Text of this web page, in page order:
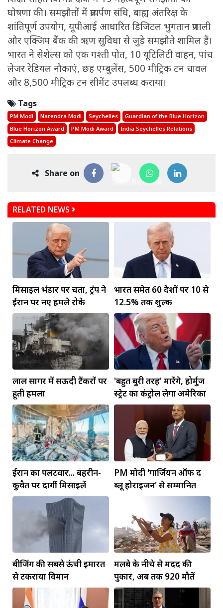
घोषणा की। समझौतों में प्रत्यर्पण संधि, बाह्य अंतरिक्ष के
शांतिपूर्ण उपयोग, यूपीआई आधारित डिजिटल भुगतान प्रणाली
और एक्जिम बैंक की ऋण सुविधा से जुड़े समझौते शामिल हैं।
भारत ने सेशेल्स को एक गश्ती पोत, 10 यूटिलिटी वाहन, पांच
लेजर रेडियल नौकाएं, छह एम्बुलेंस, 500 मीट्रिक टन चावल
और 8,500 मीट्रिक टन सीमेंट उपलब्ध कराया।
Tags
PM Modi Narendra Modi Seychelles
Guardian of the Blue Horizon
Blue Horizon Award
PM Modi Award
India Seychelles Relations
Climate Change
Share on
RELATED NEWS
मिसाइल भंडार पर चिंता, ट्रंप ने
ईरान पर नए हमले रोके
भारत समेत 60 देशों पर 10 से
12.5% तक शुल्क
लाल सागर में सऊदी टैंकरों पर
हूती हमला
'बहुत बुरी तरह' मारेंगे, होर्मुज
स्ट्रेट का कंट्रोल लेगा अमेरिका
ईरान का पलटवार... बहरीन-
कुवैत पर दागीं मिसाइलें
PM मोदी 'गार्जियन ऑफ द
ब्लू होराइजन' से सम्मानित
बीजिंग की सबसे ऊंची इमारत
से टकराया विमान
मलबे के नीचे से मदद की
पुकार, अब तक 920 मौतें